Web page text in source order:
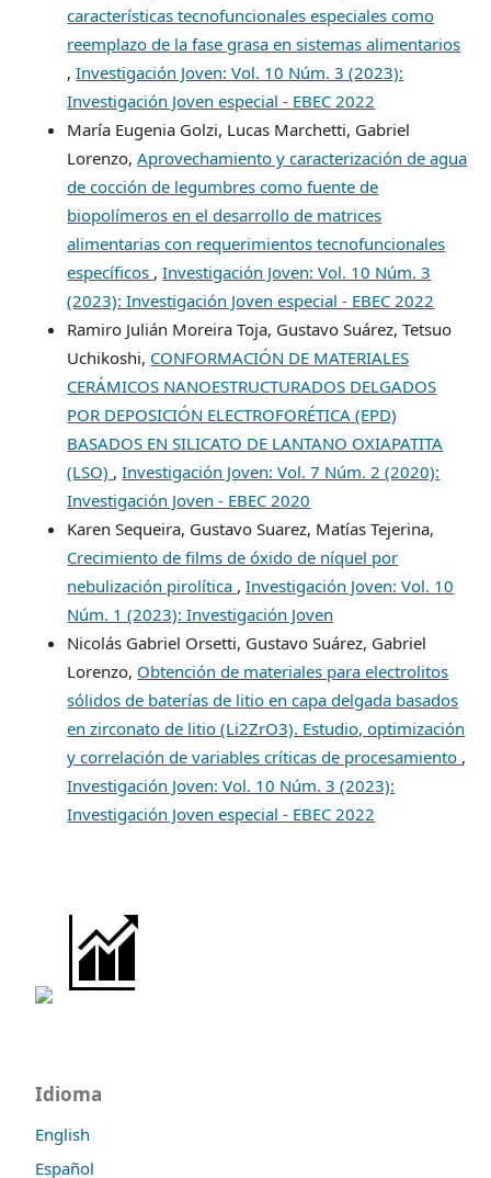
características tecnofuncionales especiales como
reemplazo de la fase grasa en sistemas alimentarios
,Investigación Joven: Vol. 10 Núm. 3 (2023):
Investigación Joven especial - EBEC 2022
María Eugenia Golzi, Lucas Marchetti, Gabriel
Lorenzo,Aprovechamiento y caracterización de agua
de cocción de legumbres como fuente de
biopolímeros en el desarrollo de matrices
alimentarias con requerimientos tecnofuncionales
específicos ,Investigación Joven: Vol. 10 Núm. 3
(2023): Investigación Joven especial - EBEC 2022
Ramiro Julián Moreira Toja, Gustavo Suárez, Tetsuo
Uchikoshi, CONFORMACIÓN DE MATERIALES
CERÁMICOS NANOESTRUCTURADOS DELGADOS
POR DEPOSICIÓN ELECTROFORÉTICA (EPD)
BASADOS EN SILICATO DE LANTANO OXIAPATITA
(LSO) ,Investigación Joven: Vol. 7 Núm. 2 (2020):
Investigación Joven - EBEC 2020
Karen Sequeira, Gustavo Suarez, Matías Tejerina,
Crecimiento de films de óxido de níquel por
nebulización pirolítica ,Investigación Joven: Vol. 10
Núm. 1 (2023): Investigación Joven
Nicolás Gabriel Orsetti, Gustavo Suárez, Gabriel
Lorenzo, Obtención de materiales para electrolitos
sólidos de baterías de litio en capa delgada basados
en zirconato de litio (Li2ZrO3). Estudio, optimización
y correlación de variables críticas de procesamiento ,
Investigación Joven: Vol. 10 Núm. 3 (2023):
Investigación Joven especial - EBEC 2022
Idioma
English
Español